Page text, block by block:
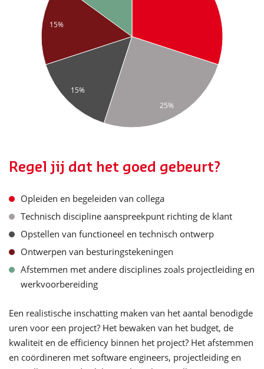
15%
15%
25%
Regel jij dat het goed gebeurt?
Opleiden en begeleiden van collega
Technisch discipline aanspreekpunt richting de klant
Opstellen van functioneel en technisch ontwerp
Ontwerpen van besturingstekeningen
Afstemmen met andere disciplines zoals projectleiding en
werkvoorbereiding
Een realistische inschatting maken van het aantal benodigde
uren voor een project? Het bewaken van het budget, de
kwaliteit en de efficiency binnen het project? Het afstemmen
en coördineren met software engineers, projectleiding en